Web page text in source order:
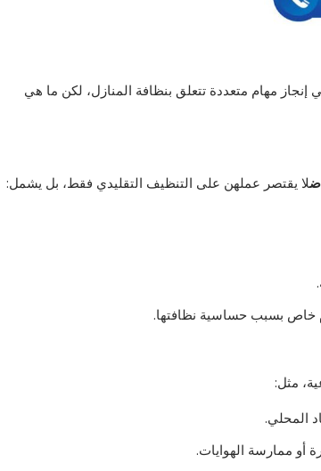
مهام متعددة تتعلق بنظافة المنازل، لكن ما هي
لا يقتصر عملهن على التنظيف التقليدي فقط، بل يشمل:
خاص بسبب حساسية نظافتها.
مثل:
المحلي.
أو ممارسة الهوايات.